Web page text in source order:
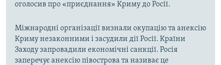
оголосив про «приєднання» Криму до Росії.
Міжнародні організації визнали окупацію та анексію
Криму незаконними і засудили дії Росії. Країни
Заходу запровадили економічні санкції. Росія
заперечує анексію півострова та називає це